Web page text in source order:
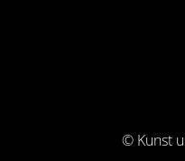
© Kunst